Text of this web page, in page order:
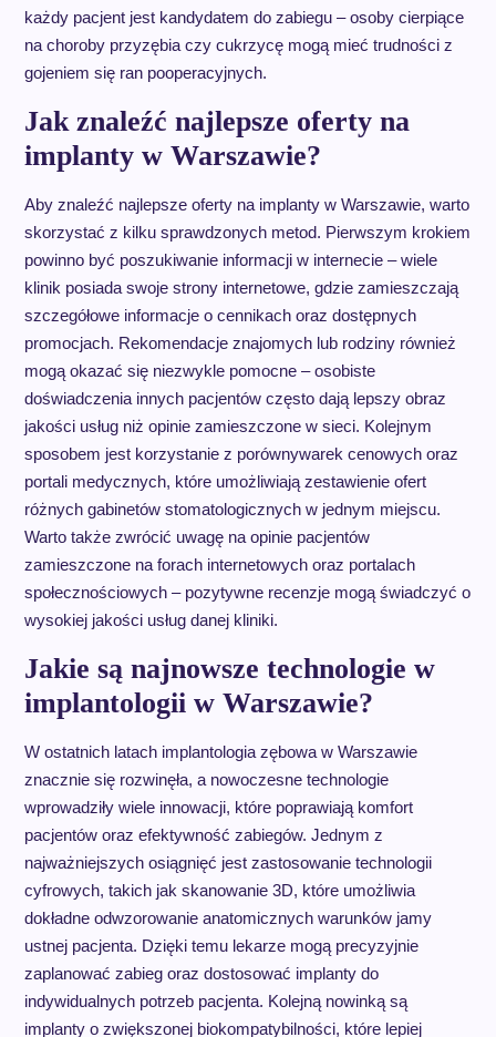
każdy pacjent jest kandydatem do zabiegu – osoby cierpiące
na choroby przyzębia czy cukrzycę mogą mieć trudności z
gojeniem się ran pooperacyjnych.
Jak znaleźć najlepsze oferty na
implanty w Warszawie?
Aby znaleźć najlepsze oferty na implanty w Warszawie, warto
skorzystać z kilku sprawdzonych metod. Pierwszym krokiem
powinno być poszukiwanie informacji w internecie – wiele
klinik posiada swoje strony internetowe, gdzie zamieszczają
szczegółowe informacje o cennikach oraz dostępnych
promocjach. Rekomendacje znajomych lub rodziny również
mogą okazać się niezwykle pomocne – osobiste
doświadczenia innych pacjentów często dają lepszy obraz
jakości usług niż opinie zamieszczone w sieci. Kolejnym
sposobem jest korzystanie z porównywarek cenowych oraz
portali medycznych, które umożliwiają zestawienie ofert
różnych gabinetów stomatologicznych w jednym miejscu.
Warto także zwrócić uwagę na opinie pacjentów
zamieszczone na forach internetowych oraz portalach
społecznościowych – pozytywne recenzje mogą świadczyć o
wysokiej jakości usług danej kliniki.
Jakie są najnowsze technologie w
implantologii w Warszawie?
W ostatnich latach implantologia zębowa w Warszawie
znacznie się rozwinęła, a nowoczesne technologie
wprowadziły wiele innowacji, które poprawiają komfort
pacjentów oraz efektywność zabiegów. Jednym z
najważniejszych osiągnięć jest zastosowanie technologii
cyfrowych, takich jak skanowanie 3D, które umożliwia
dokładne odwzorowanie anatomicznych warunków jamy
ustnej pacjenta. Dzięki temu lekarze mogą precyzyjnie
zaplanować zabieg oraz dostosować implanty do
indywidualnych potrzeb pacjenta. Kolejną nowinką są
implanty o zwiększonej biokompatybilności, które lepiej